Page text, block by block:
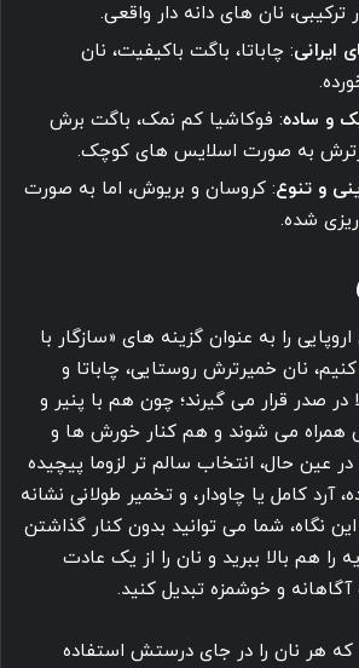
ترکیبی، نان های دانه دار واقعی.
ایرانی: چاباتا، باگت باکیفیت، نان
و ساده: فوکاشیا کم نمک، باگت برش
به صورت اسلایس های کوچک.
و تنوع: کروسان و بریوش، اما به صورت
شده.
را به عنوان گزینه های «سازگار با
نان خمیرترش روستایی، چاباتا و
در صدر قرار می گیرند؛ چون هم با پنیر و
همراه می شوند و هم کنار خورش ها و
در عین حال، انتخاب سالم تر لزوما پیچیده
آرد کامل یا چاودار، و تخمیر طولانی نشانه
نگاه، شما می توانید بدون کنار گذاشتن
را هم بالا ببرید و نان را از یک عادت
و خوشمزه تبدیل کنید.
هر نان را در جای درستش استفاده